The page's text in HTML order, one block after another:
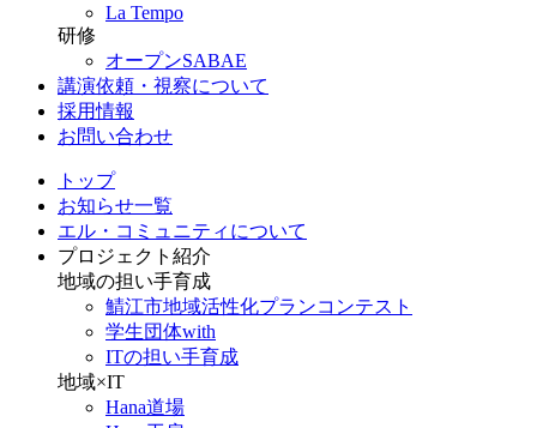
La Tempo
研修
オープンSABAE
講演依頼・視察について
採用情報
お問い合わせ
トップ
お知らせ一覧
エル・コミュニティについて
プロジェクト紹介
地域の担い手育成
鯖江市地域活性化プランコンテスト
学生団体with
ITの担い手育成
地域×IT
Hana道場